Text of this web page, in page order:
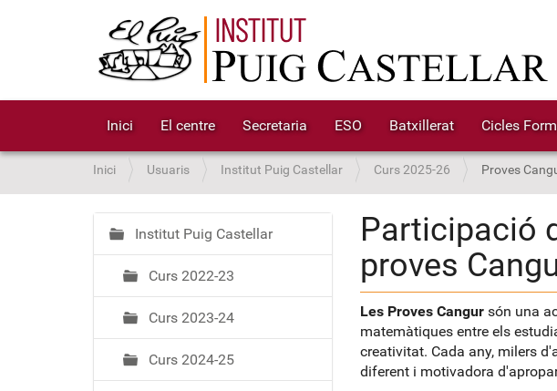
Inici El centre Secretaria ESO Batxillerat Cicles
S
o
u
:
Inici Usuaris Institut Puig Castellar Curs 2025-26 Proves
Participació
proves
Les Proves Cangursón una
matemàtiques entre els
creativitat. Cada any, milers
diferent i motivadora
N
a
e
a
Institut Puig Castellar
Curs 2022-23
Curs 2023-24
Curs 2024-25